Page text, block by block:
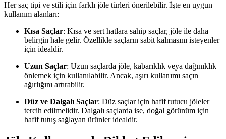
Her saç tipi ve stili için farklı jöle türleri önerilebilir. İşte en uygun
kullanım alanları:
Kısa Saçlar: Kısa ve sert hatlara sahip saçlar, jöle ile daha
belirgin hale gelir. Özellikle saçların sabit kalmasını isteyenler
için idealdir.
Uzun Saçlar: Uzun saçlarda jöle, kabarıklık veya dağınıklık
önlemek için kullanılabilir. Ancak, aşırı kullanımı saçın
ağırlığını artırabilir.
Düz ve Dalgalı Saçlar: Düz saçlar için hafif tutucu jöleler
tercih edilmelidir. Dalgalı saçlarda ise, doğal görünüm için
hafif tutuş sağlayan ürünler idealdir.